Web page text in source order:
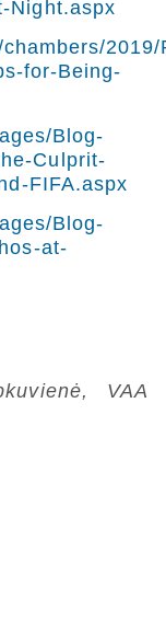
Night.aspx
for-Being-
Blog-
Culprit-
FIFA.aspx
Blog-
at-
VAA